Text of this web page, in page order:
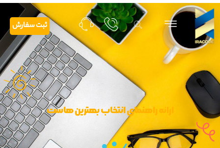
ثبت سفارش
ارائه راهنمای انتخاب بهترین هاست